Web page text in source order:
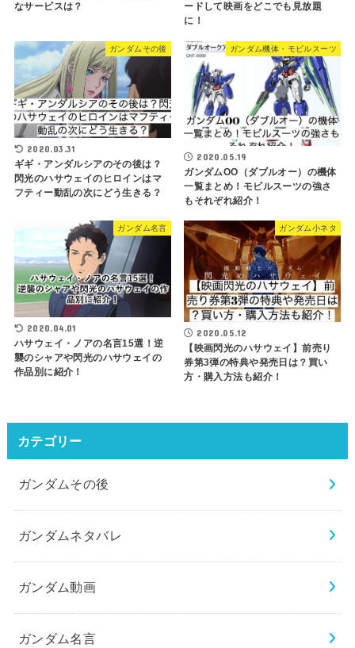
なサービスは？
ードして映画をどこでも見放題
に！
ガンダムその後
2020.03.31
ギギ・アンダルシアのその後は？
閃光のハサウェイのヒロインはマ
フティー動乱の次にどう生きる？
ガンダム機体・モビルスーツ
2020.05.19
ガンダムOO（ダブルオー）の機体
一覧まとめ！モビルスーツの強さ
もそれぞれ紹介！
ガンダム名言
2020.04.01
ハサウェイ・ノアの名言15選！逆
襲のシャアや閃光のハサウェイの
作品別に紹介！
ガンダム小ネタ
2020.05.12
【映画閃光のハサウェイ】前売り
券第3弾の特典や発売日は？買い
方・購入方法も紹介！
カテゴリー
ガンダムその後
ガンダムネタバレ
ガンダム動画
ガンダム名言